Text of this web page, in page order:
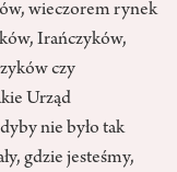
wieczorem rynek
Irańczyków,
czy
Urząd
nie było tak
gdzie jesteśmy,